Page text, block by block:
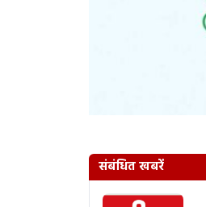
संबंधित खबरें